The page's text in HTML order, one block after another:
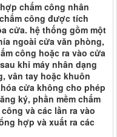
chấm công nhân
công được tích
cửa. hệ thống gồm một
ngoài cửa văn phòng,
công hoặc ra vào cửa
khi máy nhân dạng
vân tay hoặc khuôn
cửa không cho phép
ký, phần mềm chấm
và các lần ra vào
hợp và xuất ra các